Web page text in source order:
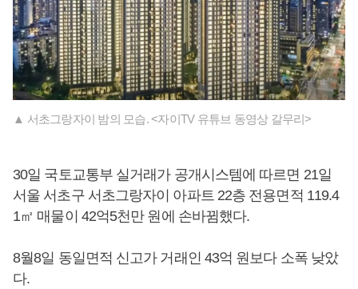
▲ 서초그랑자이 밤의 모습. <자이TV 유튜브 동영상 갈무리>
30일 국토교통부 실거래가 공개시스템에 따르면 21일
서울 서초구 서초그랑자이 아파트 22층 전용면적 119.4
1㎡ 매물이 42억5천만 원에 손바뀜했다.
8월8일 동일면적 신고가 거래인 43억 원보다 소폭 낮았
다.